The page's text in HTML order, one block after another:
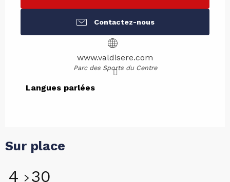
Contactez-nous
www.valdisere.com
Parc des Sports du Centre
Langues parlées
Langues parlées
Sur place
4 30